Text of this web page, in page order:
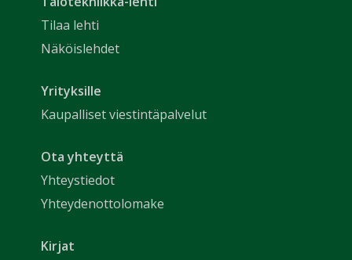
Tilaa lehti
Näköislehdet
Yrityksille
Kaupalliset viestintäpalvelut
Ota yhteyttä
Yhteystiedot
Yhteydenottolomake
Kirjat